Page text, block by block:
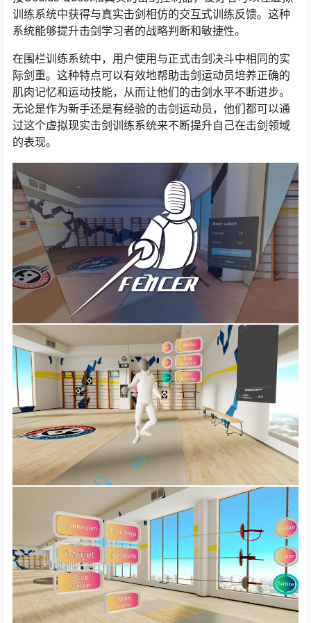
训练系统中获得与真实击剑相仿的交互式训练反馈。这种
系统能够提升击剑学习者的战略判断和敏捷性。
在围栏训练系统中，用户使用与正式击剑决斗中相同的实
际剑重。这种特点可以有效地帮助击剑运动员培养正确的
肌肉记忆和运动技能，从而让他们的击剑水平不断进步。
无论是作为新手还是有经验的击剑运动员，他们都可以通
过这个虚拟现实击剑训练系统来不断提升自己在击剑领域
的表现。